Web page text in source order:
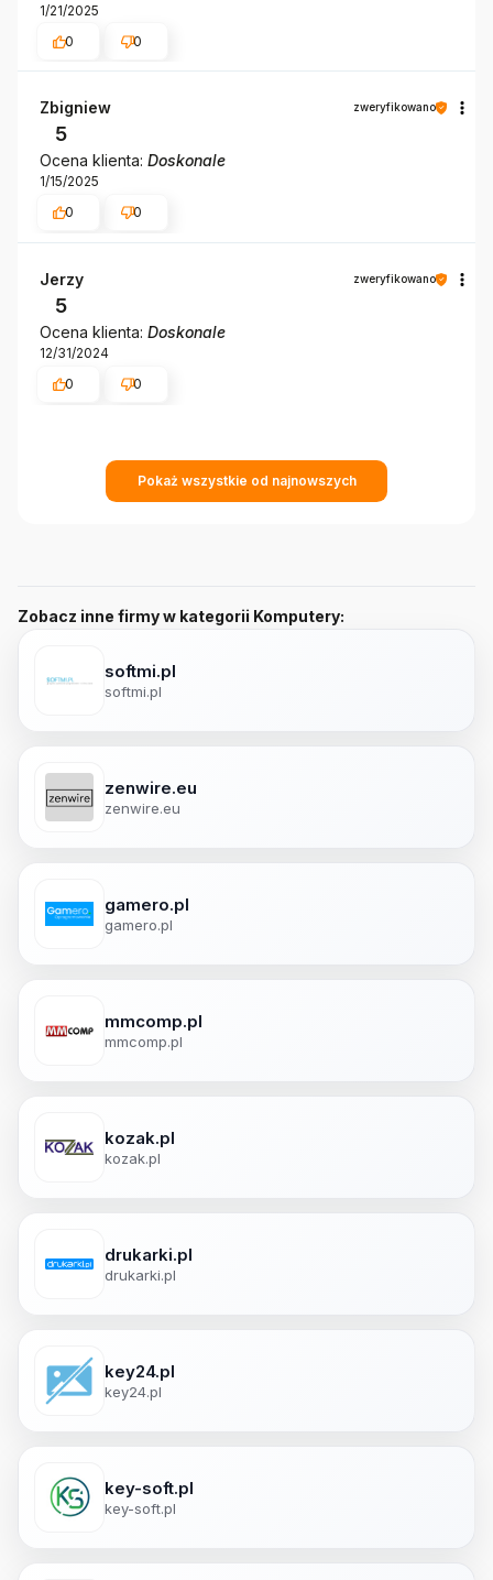
1/21/2025
0
0
Zbigniew zweryfikowano
5
Ocena klienta: Doskonale
1/15/2025
0
0
Jerzy zweryfikowano
5
Ocena klienta: Doskonale
12/31/2024
0
0
Pokaż wszystkie od najnowszych
Zobacz inne firmy w kategorii Komputery:
softmi.pl
softmi.pl
zenwire.eu
zenwire.eu
gamero.pl
gamero.pl
mmcomp.pl
mmcomp.pl
kozak.pl
kozak.pl
drukarki.pl
drukarki.pl
key24.pl
key24.pl
key-soft.pl
key-soft.pl